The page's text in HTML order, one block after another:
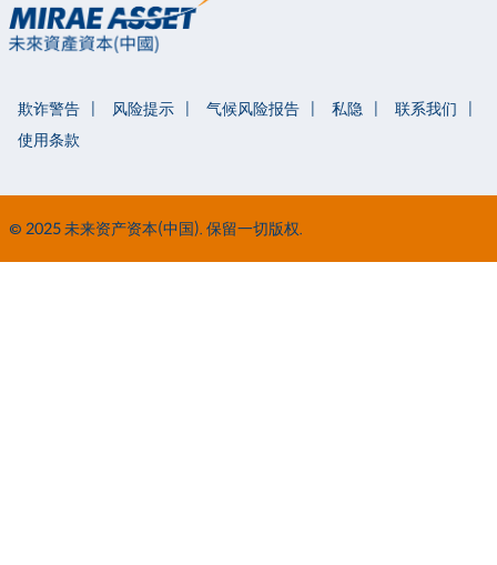
欺诈警告 风险提示 气候风险报告 私隐
联系我们
使用条款
© 2025 未来资产资本(中国). 保留一切版权.